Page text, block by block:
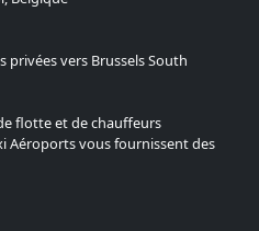
vers Brussels South
flotte et de chauffeurs
Aéroports vous fournissent des